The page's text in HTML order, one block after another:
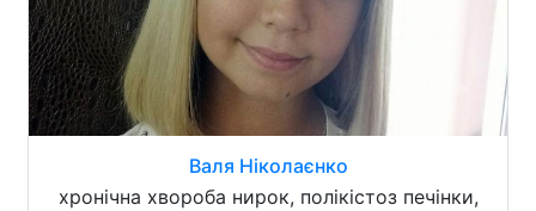
Валя Ніколаєнко
хронічна хвороба нирок, полікістоз печінки,